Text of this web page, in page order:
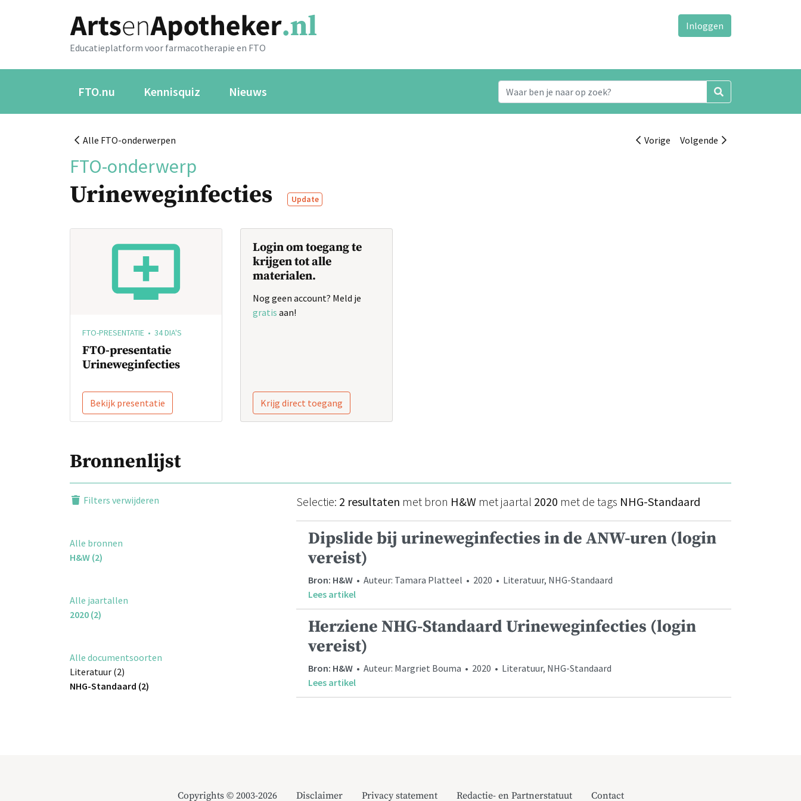
Educatieplatform voor farmacotherapie en FTO
Inloggen
FTO.nu Kennisquiz Nieuws
Alle FTO-onderwerpen Vorige Volgende
FTO-onderwerp
Urineweginfecties Update
FTO-PRESENTATIE • 34 DIA'S
FTO-presentatie
Urineweginfecties
Bekijk presentatie
Login om toegang te
krijgen tot alle
materialen.
Nog geen account? Meld je
gratis aan!
Krijg direct toegang
Bronnenlijst
Filters verwijderen
Alle bronnen
H&W (2)
Alle jaartallen
2020 (2)
Alle documentsoorten
Literatuur (2)
NHG-Standaard (2)
Selectie: 2 resultaten met bron H&W met jaartal 2020 met de tags NHG-Standaard
Dipslide bij urineweginfecties in de ANW-uren (login
vereist)
Bron: H&W • Auteur: Tamara Platteel • 2020 • Literatuur, NHG-Standaard
Lees artikel
Herziene NHG-Standaard Urineweginfecties (login
vereist)
Bron: H&W • Auteur: Margriet Bouma • 2020 • Literatuur, NHG-Standaard
Lees artikel
Copyrights © 2003-2026 Disclaimer Privacy statement Redactie- en Partnerstatuut Contact